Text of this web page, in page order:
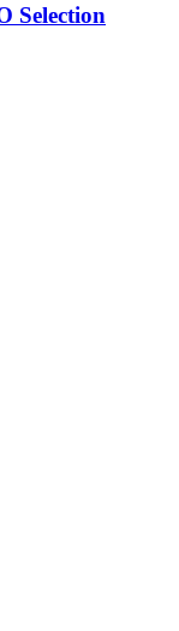
Selection